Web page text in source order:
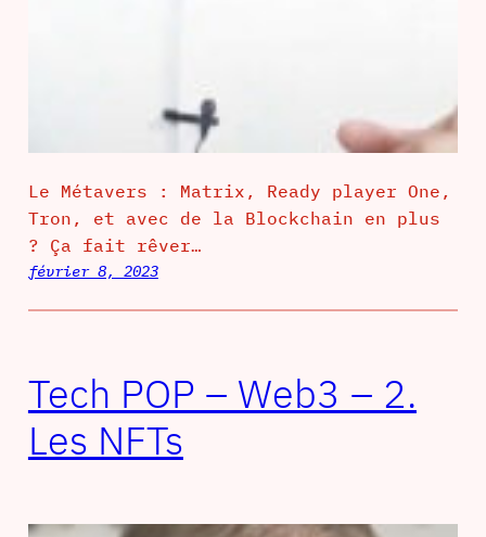
Le Métavers : Matrix, Ready player One,
Tron, et avec de la Blockchain en plus
? Ça fait rêver…
février 8, 2023
Tech POP – Web3 – 2.
Les NFTs